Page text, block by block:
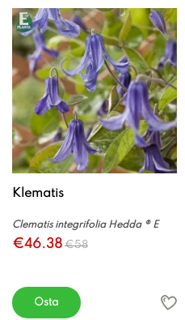
Klematis
Clematis integrifolia Hedda ® E
€46.38 €58
Osta